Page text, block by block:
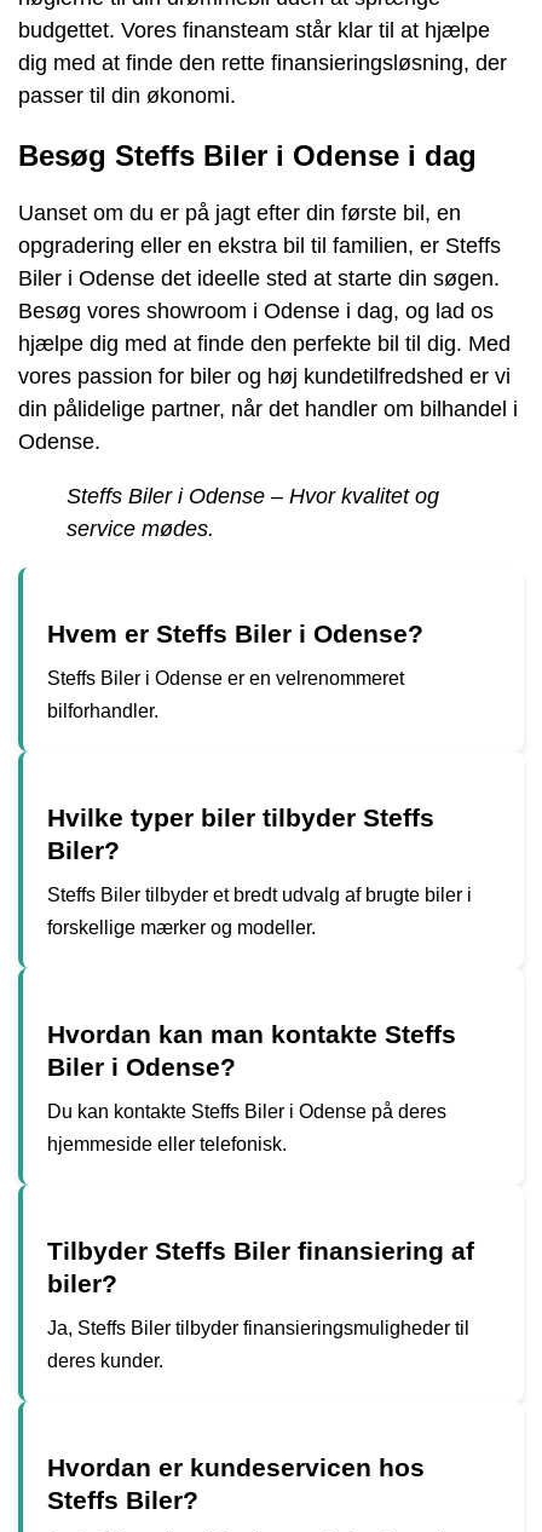
budgettet. Vores finansteam står klar til at hjælpe
dig med at finde den rette finansieringsløsning, der
passer til din økonomi.
Besøg Steffs Biler i Odense i dag
Uanset om du er på jagt efter din første bil, en
opgradering eller en ekstra bil til familien, er Steffs
Biler i Odense det ideelle sted at starte din søgen.
Besøg vores showroom i Odense i dag, og lad os
hjælpe dig med at finde den perfekte bil til dig. Med
vores passion for biler og høj kundetilfredshed er vi
din pålidelige partner, når det handler om bilhandel i
Odense.
Steffs Biler i Odense – Hvor kvalitet og
service mødes.
Hvem er Steffs Biler i Odense?
Steffs Biler i Odense er en velrenommeret
bilforhandler.
Hvilke typer biler tilbyder Steffs
Biler?
Steffs Biler tilbyder et bredt udvalg af brugte biler i
forskellige mærker og modeller.
Hvordan kan man kontakte Steffs
Biler i Odense?
Du kan kontakte Steffs Biler i Odense på deres
hjemmeside eller telefonisk.
Tilbyder Steffs Biler finansiering af
biler?
Ja, Steffs Biler tilbyder finansieringsmuligheder til
deres kunder.
Hvordan er kundeservicen hos
Steffs Biler?